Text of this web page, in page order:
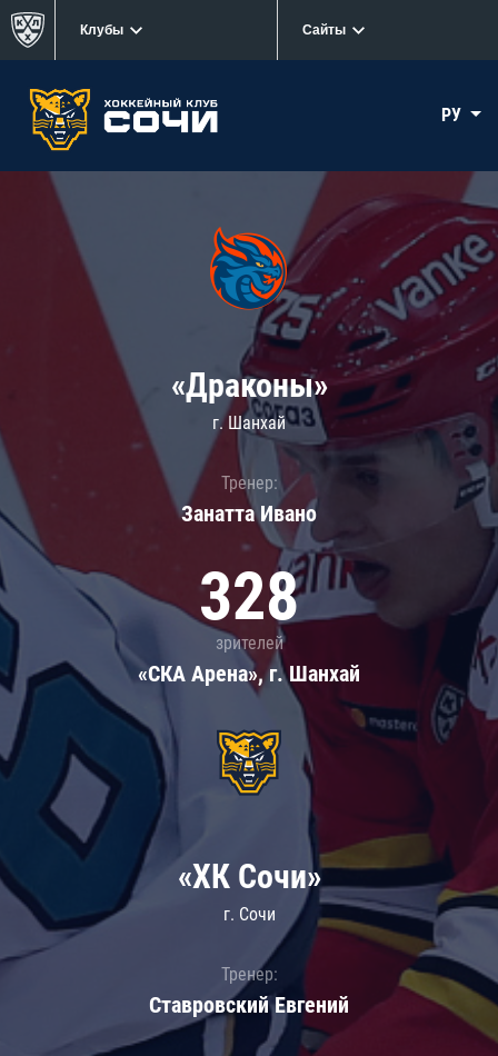
Клубы Сайты
РУ
«Драконы»
г. Шанхай
Тренер:
Занатта Иванo
328
зрителей
«СКА Арена», г. Шанхай
«ХК Сочи»
г. Сочи
Тренер:
Ставровский Евгений